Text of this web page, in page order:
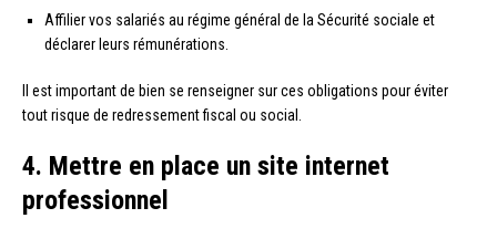
Affilier vos salariés au régime général de la Sécurité sociale et
déclarer leurs rémunérations.
Il est important de bien se renseigner sur ces obligations pour éviter
tout risque de redressement fiscal ou social.
4. Mettre en place un site internet
professionnel